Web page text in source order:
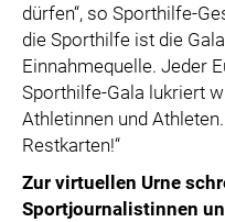
dürfen“, so Sporthilfe-
die Sporthilfe ist die
Einnahmequelle. Jeder
Sporthilfe-Gala lukriert
Athletinnen und
Restkarten!“
Zur virtuellen Urne
Sportjournalistinnen